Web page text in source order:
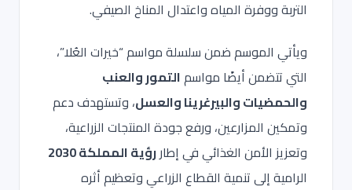
التربة ووفرة المياه واعتدال المناخ الصيفي.
ويأتي الموسم ضمن سلسلة مواسم “خيرات العُلا”،
التي تتضمن أيضًا مواسمالتمور والعنب
والحمضيات والبيرغرينا والعسل، وتستهدف دعم
وتمكين المزارعين، ورفع جودة المنتجات الزراعية،
وتعزيز الأمن الغذائي في إطاررؤية المملكة 2030
الرامية إلى تنمية القطاع الزراعي وتعظيم أثره